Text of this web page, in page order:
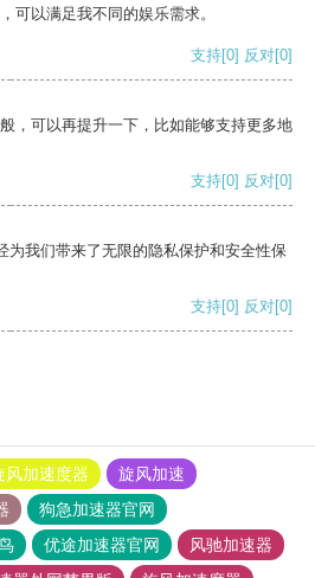
可以满足我不同的娱乐需求。
支持[0] 反对[0]
，可以再提升一下，比如能够支持更多地
支持[0] 反对[0]
为我们带来了无限的隐私保护和安全性保
支持[0] 反对[0]
风加速度器
旋风加速
狗急加速器官网
优途加速器官网
风驰加速器